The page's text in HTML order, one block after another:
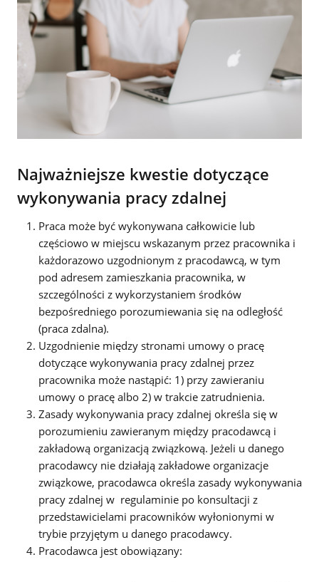
Najważniejsze kwestie dotyczące
wykonywania pracy zdalnej
Praca może być wykonywana całkowicie lub
częściowo w miejscu wskazanym przez pracownika i
każdorazowo uzgodnionym z pracodawcą, w tym
pod adresem zamieszkania pracownika, w
szczególności z wykorzystaniem środków
bezpośredniego porozumiewania się na odległość
(praca zdalna).
Uzgodnienie między stronami umowy o pracę
dotyczące wykonywania pracy zdalnej przez
pracownika może nastąpić: 1) przy zawieraniu
umowy o pracę albo 2) w trakcie zatrudnienia.
Zasady wykonywania pracy zdalnej określa się w
porozumieniu zawieranym między pracodawcą i
zakładową organizacją związkową. Jeżeli u danego
pracodawcy nie działają zakładowe organizacje
związkowe, pracodawca określa zasady wykonywania
pracy zdalnej w regulaminie po konsultacji z
przedstawicielami pracowników wyłonionymi w
trybie przyjętym u danego pracodawcy.
Pracodawca jest obowiązany: